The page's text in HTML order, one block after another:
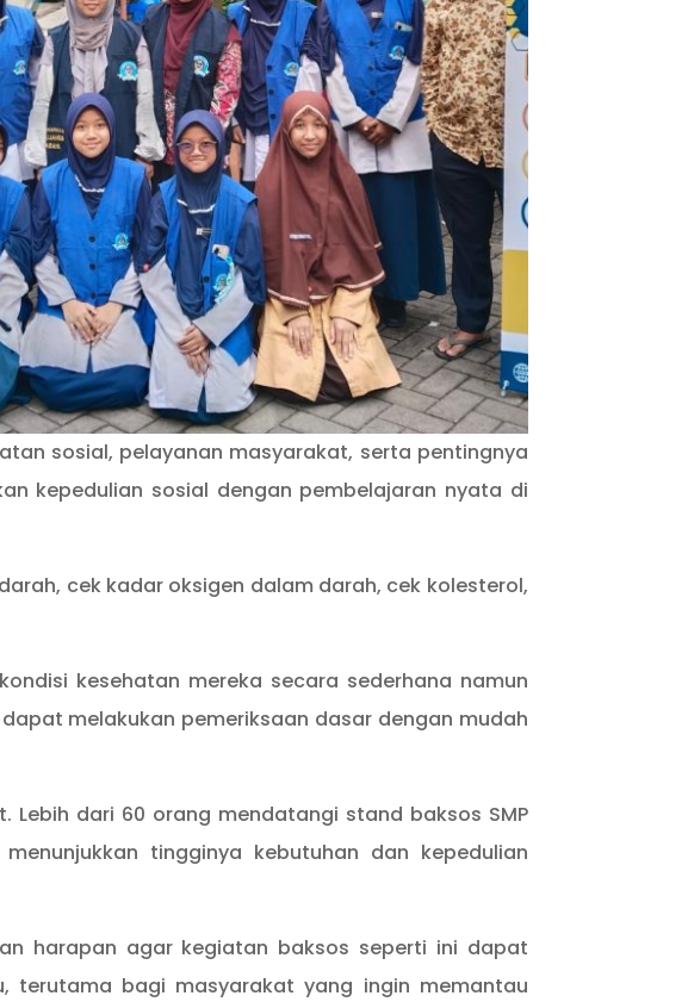
sosial, pelayanan masyarakat, serta pentingnya
kepedulian sosial dengan pembelajaran nyata di
cek kadar oksigen dalam darah, cek kolesterol,
kesehatan mereka secara sederhana namun
melakukan pemeriksaan dasar dengan mudah
dari 60 orang mendatangi stand baksos SMP
tingginya kebutuhan dan kepedulian
harapan agar kegiatan baksos seperti ini dapat
terutama bagi masyarakat yang ingin memantau